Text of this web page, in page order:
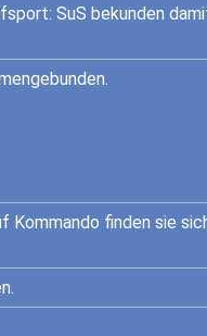
SuS bekunden
finden sie